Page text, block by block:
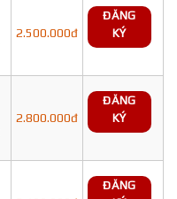
2.500.000đ
ĐĂNG
KÝ
2.800.000đ
ĐĂNG
KÝ
ĐĂNG